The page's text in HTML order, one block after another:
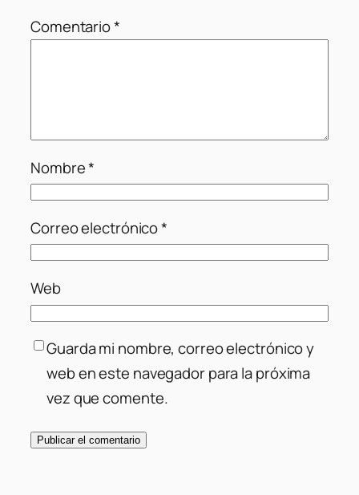
Comentario*
Nombre*
Correo electrónico*
Web
Guarda mi nombre, correo electrónico y
web en este navegador para la próxima
vez que comente.